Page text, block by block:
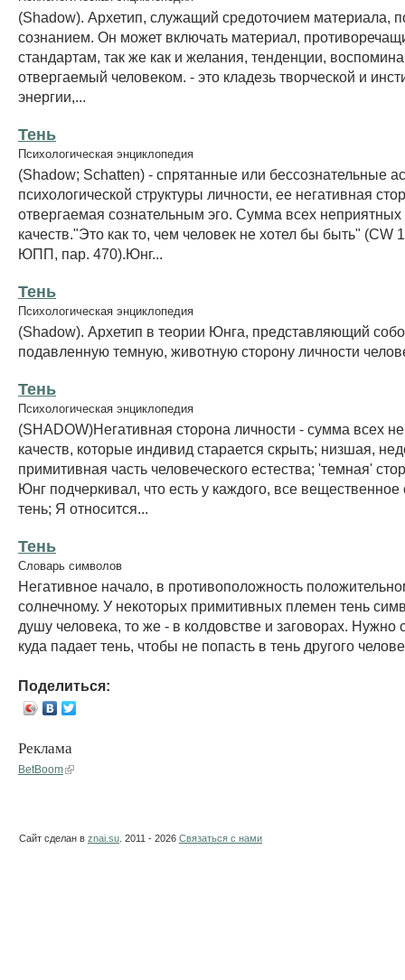
(Shadow). Архетип, служащий средоточием материала,
сознанием. Он может включать материал,
стандартам, так же как и желания, тенденции,
отвергаемый человеком. - это кладезь творческой и
энергии,...
Тень
Психологическая энциклопедия
(Shadow; Schatten) - спрятанные или бессознательные
психологической структуры личности, ее негативная
отвергаемая сознательным эго. Сумма всех
качеств."Это как то, чем человек не хотел бы быть" (CW
ЮПП, пар. 470).Юнг...
Тень
Психологическая энциклопедия
(Shadow). Архетип в теории Юнга, представляющий
подавленную темную, животную сторону личности
Тень
Психологическая энциклопедия
(SHADOW)Негативная сторона личности - сумма всех
качеств, которые индивид старается скрыть; низшая,
примитивная часть человеческого естества; 'темная'
Юнг подчеркивал, что есть у каждого, все вещественное
тень; Я относится...
Тень
Словарь символов
Негативное начало, в противоположность
солнечному. У некоторых примитивных племен тень
душу человека, то же - в колдовстве и заговорах. Нужно
куда падает тень, чтобы не попасть в тень другого
Поделиться:
Реклама
BetBoom
Сайт сделан в znai.su . 2011 - 2026 Связаться с нами